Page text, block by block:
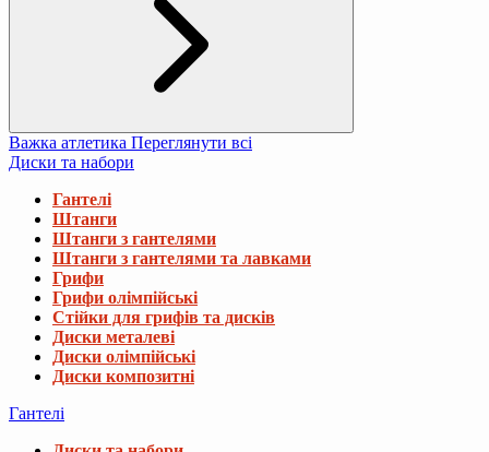
Важка атлетика Переглянути всі
Диски та набори
Гантелі
Штанги
Штанги з гантелями
Штанги з гантелями та лавками
Грифи
Грифи олімпійські
Стійки для грифів та дисків
Диски металеві
Диски олімпійські
Диски композитні
Гантелі